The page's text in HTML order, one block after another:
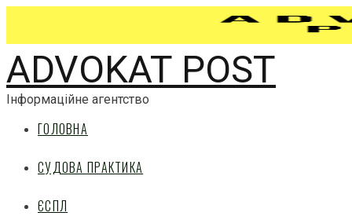
ADVOKAT POST
Інформаційне агентство
ГОЛОВНА
СУДОВА ПРАКТИКА
ЄСПЛ